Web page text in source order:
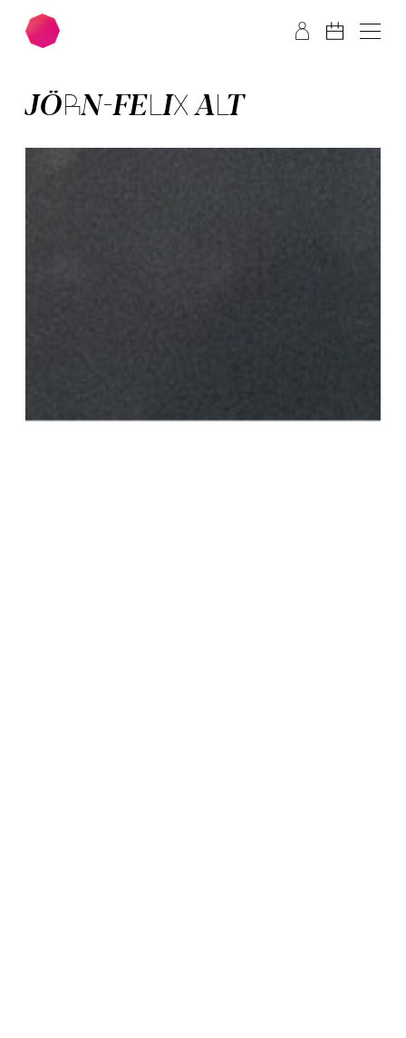
Zum Hauptinhalt springen Zum Footer springen
JÖRN-FE­LIX ALT